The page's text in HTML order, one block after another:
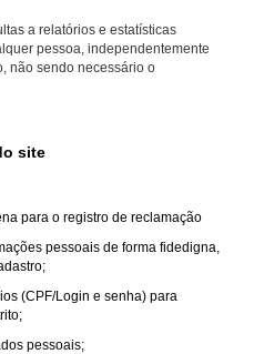
a relatórios e estatísticas
pessoa, independentemente
não sendo necessário o
site
para o registro de reclamação
pessoais de forma fidedigna,
(CPF/Login e senha) para
pessoais;